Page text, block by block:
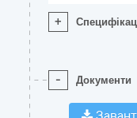
+
- Документи